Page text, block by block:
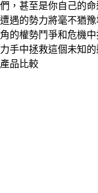
們，甚至是你自己的
遭遇的勢力將毫不猶
角的權勢鬥爭和危機
力手中拯救這個未知
產品比較